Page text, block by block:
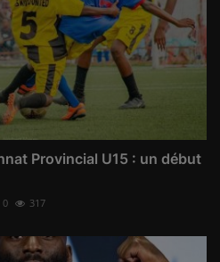
Provincial U15 : un début
0 317